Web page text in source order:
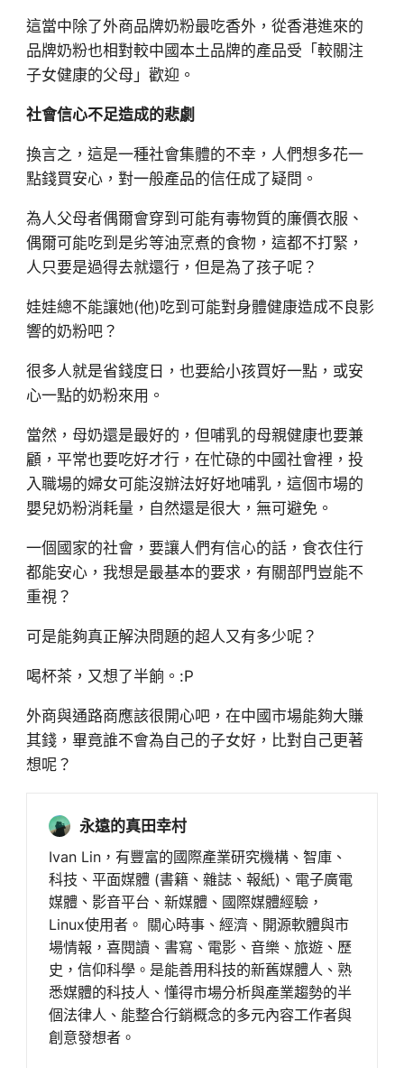
這當中除了外商品牌奶粉最吃香外，從香港進來的
品牌奶粉也相對較中國本土品牌的產品受「較關注
子女健康的父母」歡迎。
社會信心不足造成的悲劇
換言之，這是一種社會集體的不幸，人們想多花一
點錢買安心，對一般產品的信任成了疑問。
為人父母者偶爾會穿到可能有毒物質的廉價衣服、
偶爾可能吃到是劣等油烹煮的食物，這都不打緊，
人只要是過得去就還行，但是為了孩子呢？
娃娃總不能讓她(他)吃到可能對身體健康造成不良影
響的奶粉吧？
很多人就是省錢度日，也要給小孩買好一點，或安
心一點的奶粉來用。
當然，母奶還是最好的，但哺乳的母親健康也要兼
顧，平常也要吃好才行，在忙碌的中國社會裡，投
入職場的婦女可能沒辦法好好地哺乳，這個市場的
嬰兒奶粉消耗量，自然還是很大，無可避免。
一個國家的社會，要讓人們有信心的話，食衣住行
都能安心，我想是最基本的要求，有關部門豈能不
重視？
可是能夠真正解決問題的超人又有多少呢？
喝杯茶，又想了半餉。:P
外商與通路商應該很開心吧，在中國市場能夠大賺
其錢，畢竟誰不會為自己的子女好，比對自己更著
想呢？
永遠的真田幸村
Ivan Lin，有豐富的國際產業研究機構、智庫、
科技、平面媒體 (書籍、雜誌、報紙)、電子廣電
媒體、影音平台、新媒體、國際媒體經驗，
Linux使用者。 關心時事、經濟、開源軟體與市
場情報，喜閱讀、書寫、電影、音樂、旅遊、歷
史，信仰科學。是能善用科技的新舊媒體人、熟
悉媒體的科技人、懂得市場分析與產業趨勢的半
個法律人、能整合行銷概念的多元內容工作者與
創意發想者。